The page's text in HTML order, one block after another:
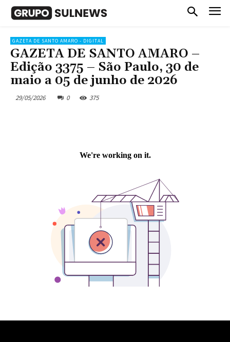
GAZETA DE SANTO AMARO - DIGITAL
GAZETA DE SANTO AMARO –
Edição 3375 – São Paulo, 30 de
maio a 05 de junho de 2026
29/05/2026 0 375